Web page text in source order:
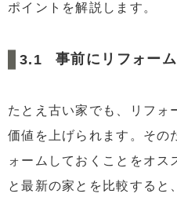
ポイントを解説します。
事前にリフォー
たとえ古い家でも、リフォ
価値を上げられます。その
ォームしておくことをオス
と最新の家とを比較すると